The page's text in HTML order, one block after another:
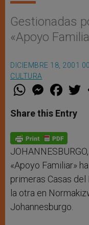
Gestionadas
«Apoyo
DICIEMBRE 18, 2001
CULTURA
W
t
s
p
p
M
e
s
e
g
e
r
F
a
e
b
o
k
Share this Entry
«Apoyo Familiar»
primeras Casas
la otra en
Johannesburgo.